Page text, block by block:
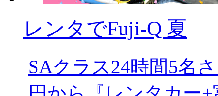
レンタでFuji-Q 夏
SAクラス24時間5名